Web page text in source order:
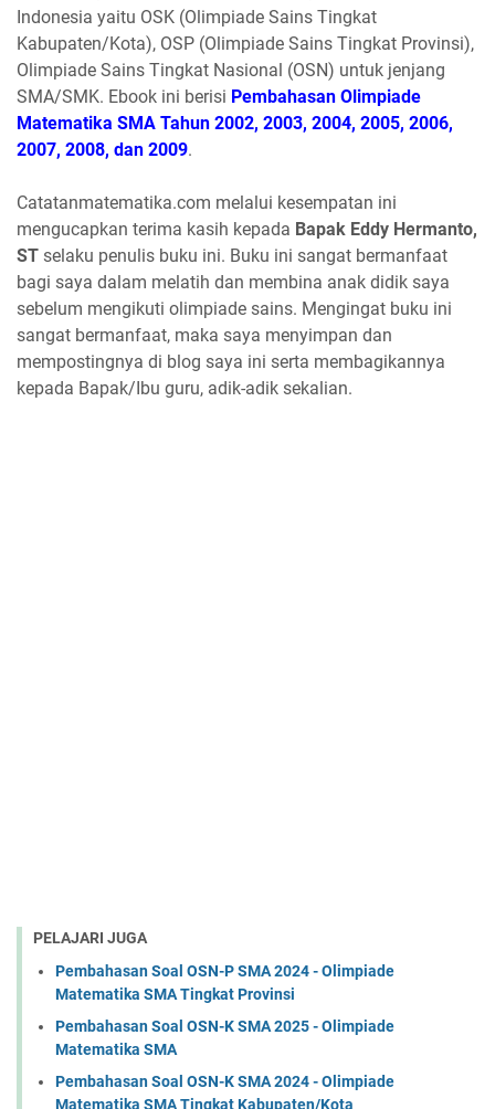
Indonesia yaitu OSK (Olimpiade Sains Tingkat
Kabupaten/Kota), OSP (Olimpiade Sains Tingkat Provinsi),
Olimpiade Sains Tingkat Nasional (OSN) untuk jenjang
SMA/SMK. Ebook ini berisi Pembahasan Olimpiade
Matematika SMA Tahun 2002, 2003, 2004, 2005, 2006,
2007, 2008, dan 2009.
Catatanmatematika.com melalui kesempatan ini
mengucapkan terima kasih kepada Bapak Eddy Hermanto,
ST selaku penulis buku ini. Buku ini sangat bermanfaat
bagi saya dalam melatih dan membina anak didik saya
sebelum mengikuti olimpiade sains. Mengingat buku ini
sangat bermanfaat, maka saya menyimpan dan
mempostingnya di blog saya ini serta membagikannya
kepada Bapak/Ibu guru, adik-adik sekalian.
PELAJARI JUGA
Pembahasan Soal OSN-P SMA 2024 - Olimpiade
Matematika SMA Tingkat Provinsi
Pembahasan Soal OSN-K SMA 2025 - Olimpiade
Matematika SMA
Pembahasan Soal OSN-K SMA 2024 - Olimpiade
Matematika SMA Tingkat Kabupaten/Kota